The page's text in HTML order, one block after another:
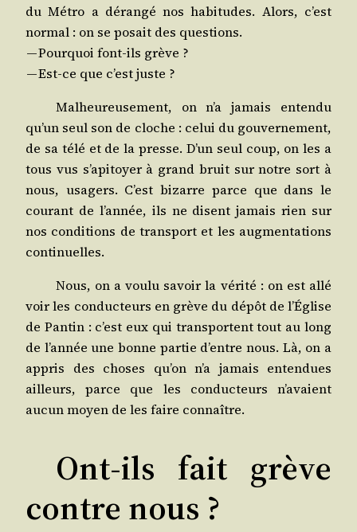
du Métro a déran­gé nos habi­tudes. Alors, c’est
nor­mal : on se posait des questions.
— Pour­quoi font-ils grève ?
— Est-ce que c’est juste ?
Mal­heu­reu­se­ment, on n’a jamais enten­du
qu’un seul son de cloche : celui du gou­ver­ne­ment,
de sa télé et de la presse. D’un seul coup, on les a
tous vus s’apitoyer à grand bruit sur notre sort à
nous, usa­gers. C’est bizarre parce que dans le
cou­rant de l’année, ils ne disent jamais rien sur
nos condi­tions de trans­port et les aug­men­ta­tions
continuelles.
Nous, on a vou­lu savoir la véri­té : on est allé
voir les conduc­teurs en grève du dépôt de l’Église
de Pan­tin : c’est eux qui trans­portent tout au long
de l’année une bonne par­tie d’entre nous. Là, on a
appris des choses qu’on n’a jamais enten­dues
ailleurs, parce que les conduc­teurs n’avaient
aucun moyen de les faire connaître.
Ont-ils fait grève
contre nous ?